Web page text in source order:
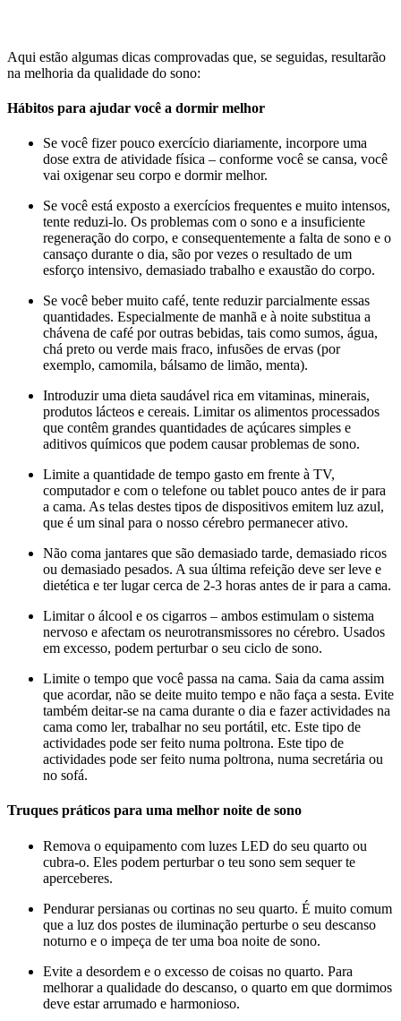
Aqui estão algumas dicas comprovadas que, se seguidas, resultarão
na melhoria da qualidade do sono:
Hábitos para ajudar você a dormir melhor
Se você fizer pouco exercício diariamente, incorpore uma
dose extra de atividade física – conforme você se cansa, você
vai oxigenar seu corpo e dormir melhor.
Se você está exposto a exercícios frequentes e muito intensos,
tente reduzi-lo. Os problemas com o sono e a insuficiente
regeneração do corpo, e consequentemente a falta de sono e o
cansaço durante o dia, são por vezes o resultado de um
esforço intensivo, demasiado trabalho e exaustão do corpo.
Se você beber muito café, tente reduzir parcialmente essas
quantidades. Especialmente de manhã e à noite substitua a
chávena de café por outras bebidas, tais como sumos, água,
chá preto ou verde mais fraco, infusões de ervas (por
exemplo, camomila, bálsamo de limão, menta).
Introduzir uma dieta saudável rica em vitaminas, minerais,
produtos lácteos e cereais. Limitar os alimentos processados
que contêm grandes quantidades de açúcares simples e
aditivos químicos que podem causar problemas de sono.
Limite a quantidade de tempo gasto em frente à TV,
computador e com o telefone ou tablet pouco antes de ir para
a cama. As telas destes tipos de dispositivos emitem luz azul,
que é um sinal para o nosso cérebro permanecer ativo.
Não coma jantares que são demasiado tarde, demasiado ricos
ou demasiado pesados. A sua última refeição deve ser leve e
dietética e ter lugar cerca de 2-3 horas antes de ir para a cama.
Limitar o álcool e os cigarros – ambos estimulam o sistema
nervoso e afectam os neurotransmissores no cérebro. Usados
em excesso, podem perturbar o seu ciclo de sono.
Limite o tempo que você passa na cama. Saia da cama assim
que acordar, não se deite muito tempo e não faça a sesta. Evite
também deitar-se na cama durante o dia e fazer actividades na
cama como ler, trabalhar no seu portátil, etc. Este tipo de
actividades pode ser feito numa poltrona. Este tipo de
actividades pode ser feito numa poltrona, numa secretária ou
no sofá.
Truques práticos para uma melhor noite de sono
Remova o equipamento com luzes LED do seu quarto ou
cubra-o. Eles podem perturbar o teu sono sem sequer te
aperceberes.
Pendurar persianas ou cortinas no seu quarto. É muito comum
que a luz dos postes de iluminação perturbe o seu descanso
noturno e o impeça de ter uma boa noite de sono.
Evite a desordem e o excesso de coisas no quarto. Para
melhorar a qualidade do descanso, o quarto em que dormimos
deve estar arrumado e harmonioso.